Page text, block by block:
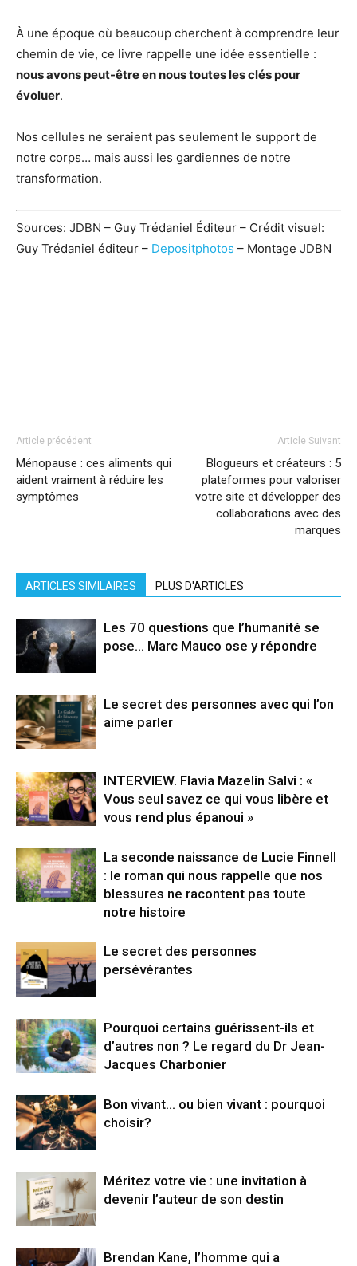
À une époque où beaucoup cherchent à comprendre leur
chemin de vie, ce livre rappelle une idée essentielle :
nous avons peut-être en nous toutes les clés pour
évoluer.
Nos cellules ne seraient pas seulement le support de
notre corps… mais aussi les gardiennes de notre
transformation.
Sources: JDBN – Guy Trédaniel Éditeur – Crédit visuel:
Guy Trédaniel éditeur – Depositphotos – Montage JDBN
Article précédent
Ménopause : ces aliments qui
aident vraiment à réduire les
symptômes
Article Suivant
Blogueurs et créateurs : 5
plateformes pour valoriser
votre site et développer des
collaborations avec des
marques
ARTICLES SIMILAIRES PLUS D'ARTICLES
Les 70 questions que l’humanité se
pose… Marc Mauco ose y répondre
Le secret des personnes avec qui l’on
aime parler
INTERVIEW. Flavia Mazelin Salvi : «
Vous seul savez ce qui vous libère et
vous rend plus épanoui »
La seconde naissance de Lucie Finnell
: le roman qui nous rappelle que nos
blessures ne racontent pas toute
notre histoire
Le secret des personnes
persévérantes
Pourquoi certains guérissent-ils et
d’autres non ? Le regard du Dr Jean-
Jacques Charbonier
Bon vivant… ou bien vivant : pourquoi
choisir?
Méritez votre vie : une invitation à
devenir l’auteur de son destin
Brendan Kane, l’homme qui a